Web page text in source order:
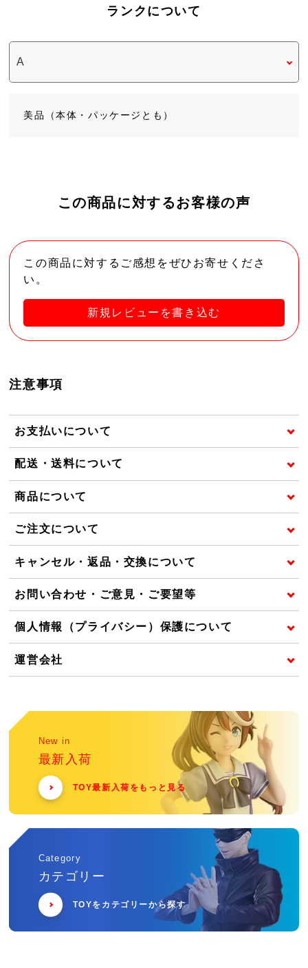
ランクについて
美品（本体・パッケージとも）
この商品に対するお客様の声
この商品に対するご感想をぜひお寄せくださ
い。
新規レビューを書き込む
注意事項
お支払いについて
配送・送料について
商品について
ご注文について
キャンセル・返品・交換について
お問い合わせ・ご意見・ご要望等
個人情報（プライバシー）保護について
運営会社
New in
最新入荷
TOY最新入荷をもっと見る
Category
カテゴリー
TOYをカテゴリーから探す